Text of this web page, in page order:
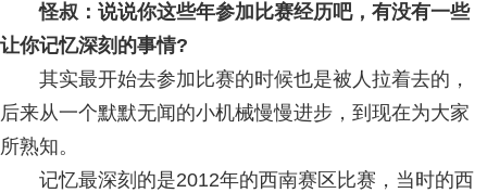
怪叔：说说你这些年参加比赛经历吧，有没有一些
让你记忆深刻的事情?
其实最开始去参加比赛的时候也是被人拉着去的，
后来从一个默默无闻的小机械慢慢进步，到现在为大家
所熟知。
记忆最深刻的是2012年的西南赛区比赛，当时的西